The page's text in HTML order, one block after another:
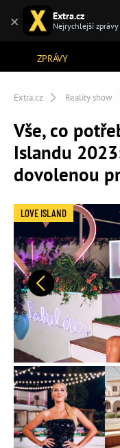
ZPRÁVY
Extra.cz Reality show
Vše, co
Islandu
dovolenou
Předchozí
LOVE ISLAND
× Extra.cz
Nejrychlejší